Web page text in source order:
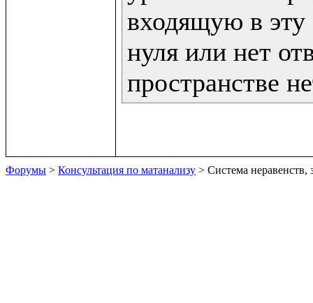
входящую в эту
нуля или нет
пространстве
Форумы > Консультация по матанализу > Система неравенств,